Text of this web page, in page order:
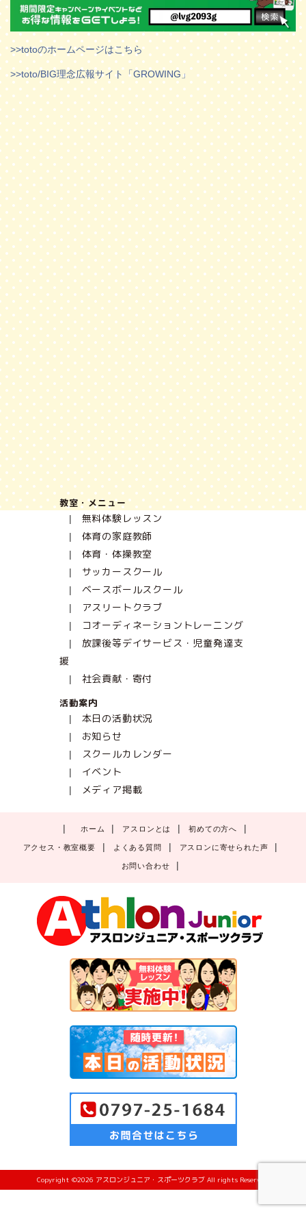
>>totoのホームページはこちら
>>toto/BIG理念広報サイト「GROWING」
教室・メニュー
無料体験レッスン
体育の家庭教師
体育・体操教室
サッカースクール
ベースボールスクール
アスリートクラブ
コオーディネーショントレーニング
放課後等デイサービス・児童発達支
援
社会貢献・寄付
活動案内
本日の活動状況
お知らせ
スクールカレンダー
イベント
メディア掲載
ホーム アスロンとは 初めての方へ
アクセス・教室概要 よくある質問 アスロンに寄せられた声
お問い合わせ
Copyright ©2026 アスロンジュニア・スポーツクラブ All rights Reserved.